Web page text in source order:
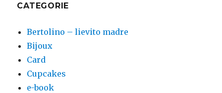
CATEGORIE
Bertolino – lievito madre
Bijoux
Card
Cupcakes
e-book